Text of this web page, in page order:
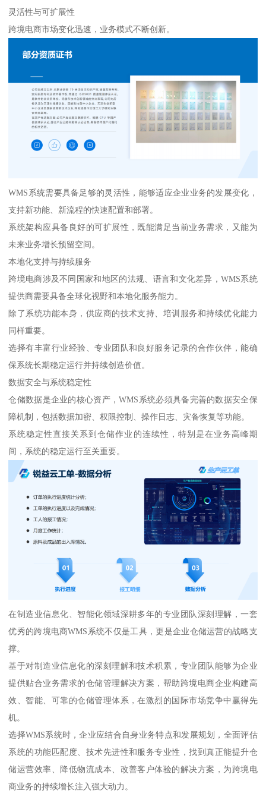
灵活性与可扩展性
跨境电商市场变化迅速，业务模式不断创新。
WMS系统需要具备足够的灵活性，能够适应企业业务的发展变化，
支持新功能、新流程的快速配置和部署。
系统架构应具备良好的可扩展性，既能满足当前业务需求，又能为
未来业务增长预留空间。
本地化支持与持续服务
跨境电商涉及不同国家和地区的法规、语言和文化差异，WMS系统
提供商需要具备全球化视野和本地化服务能力。
除了系统功能本身，供应商的技术支持、培训服务和持续优化能力
同样重要。
选择有丰富行业经验、专业团队和良好服务记录的合作伙伴，能确
保系统长期稳定运行并持续创造价值。
数据安全与系统稳定性
仓储数据是企业的核心资产，WMS系统必须具备完善的数据安全保
障机制，包括数据加密、权限控制、操作日志、灾备恢复等功能。
系统稳定性直接关系到仓储作业的连续性，特别是在业务高峰期
间，系统的稳定运行至关重要。
在制造业信息化、智能化领域深耕多年的专业团队深刻理解，一套
优秀的跨境电商WMS系统不仅是工具，更是企业仓储运营的战略支
撑。
基于对制造业信息化的深刻理解和技术积累，专业团队能够为企业
提供贴合业务需求的仓储管理解决方案，帮助跨境电商企业构建高
效、智能、可靠的仓储管理体系，在激烈的国际市场竞争中赢得先
机。
选择WMS系统时，企业应结合自身业务特点和发展规划，全面评估
系统的功能匹配度、技术先进性和服务专业性，找到真正能提升仓
储运营效率、降低物流成本、改善客户体验的解决方案，为跨境电
商业务的持续增长注入强大动力。